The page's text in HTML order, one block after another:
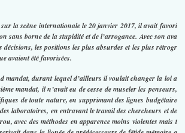
la scène internationale le 20 janvier 2017, il avait favori
sans borne de la stupidité et de l’arrogance. Avec son ava
décisions, les positions les plus absurdes et les plus rétrogr
avaient été favorisées.
mandat, durant lequel d’ailleurs il voulait changer la loi a
mandat, il n’avait eu de cesse de museler les penseurs,
de toute nature, en supprimant des lignes budgétaire
laboratoires, en entravant le travail des chercheurs et de
avec des méthodes en apparence moins violentes mais t